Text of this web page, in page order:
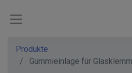
Produkte
Gummieinlage für